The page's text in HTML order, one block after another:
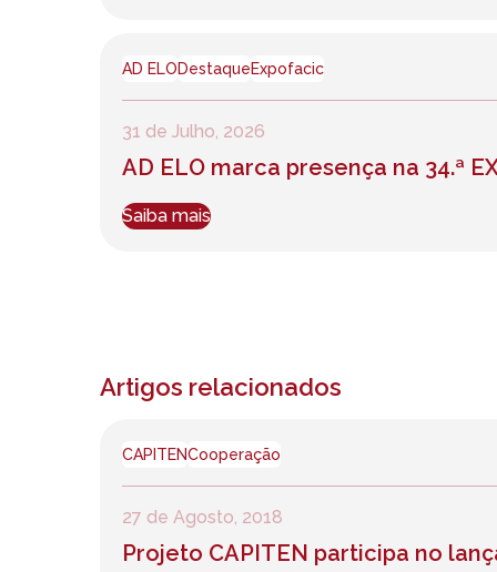
AD ELODestaqueExpofacic
31 de Julho, 2026
AD ELO marca presença na 34.ª
Saiba mais
Artigos relacionados
CAPITENCooperação
27 de Agosto, 2018
Projeto CAPITEN participa no